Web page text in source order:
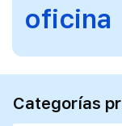
oficina
Categorías